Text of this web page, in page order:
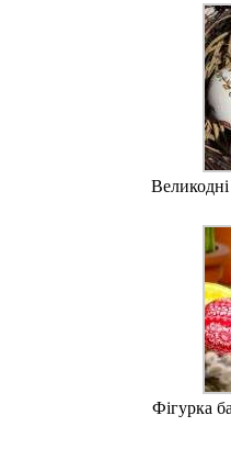
Фігурка